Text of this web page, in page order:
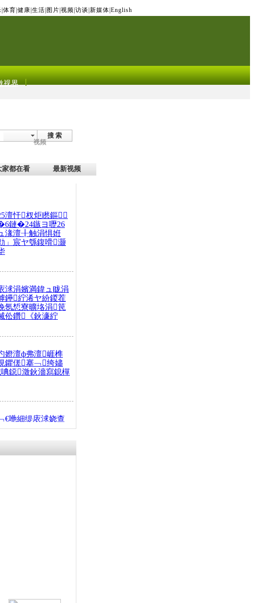
体育 健康 生活 图片 视频 访谈 新媒体 English
视界
搜 索
视频
家都在看 最新视频
澶忓杈炬矁鏂
鏈�24鏃ヨ嚦26
湪澶╂触涓惧姙
」宸ヤ綔鍑嗗灏
浗涓嬪満鍏ュ眬涓
鑸紵浠ヤ紛鍐茬
氬惁寮曠垎涓笢
伀鑽《鈥濓紵
嬁澶ф弗澶崕榫
鑺傞搴﹁绔嬧
鐚澂鈥濇寫鎴樿
咃細缇庡浗娆查
鍗椾簹涓庝腑鍥
浣� 涓ㄥ浗闄呰